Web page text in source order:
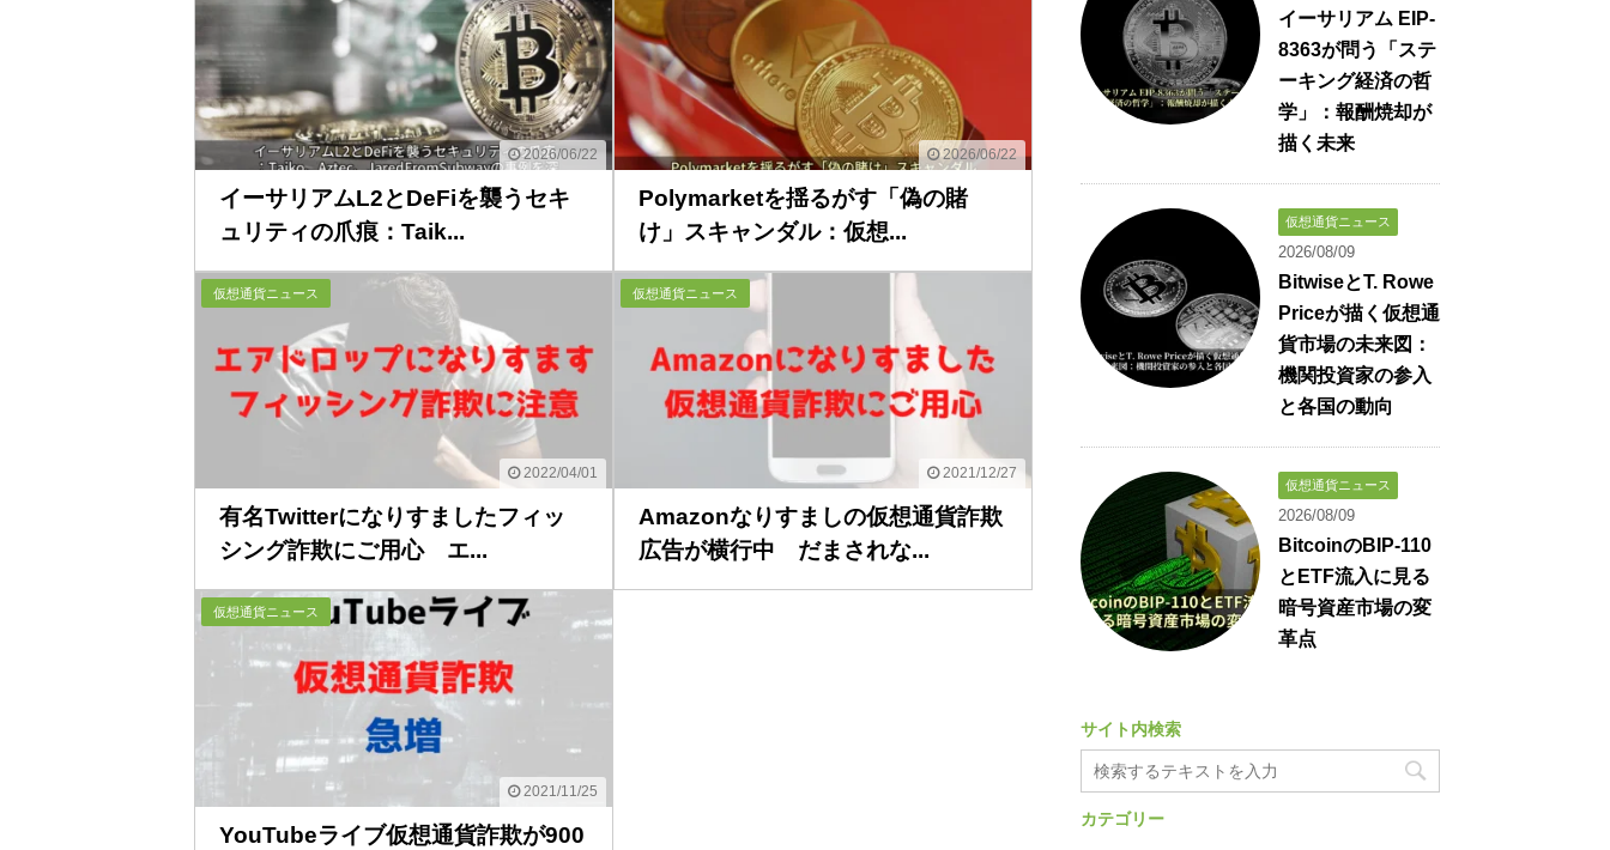
2026/06/22
イーサリアムL2とDeFiを襲うセキ
ュリティの爪痕：Taik...
2026/06/22
Polymarketを揺るがす「偽の賭
け」スキャンダル：仮想...
2022/04/01
仮想通貨ニュース
有名Twitterになりすましたフィッ
シング詐欺にご用心 エ...
2021/12/27
仮想通貨ニュース
Amazonなりすましの仮想通貨詐欺
広告が横行中 だまされな...
2021/11/25
仮想通貨ニュース
YouTubeライブ仮想通貨詐欺が900
イーサリアム EIP-
8363が問う「ステ
ーキング経済の哲
学」：報酬焼却が
描く未来
仮想通貨ニュース
2026/08/09
BitwiseとT. Rowe
Priceが描く仮想通
貨市場の未来図：
機関投資家の参入
と各国の動向
仮想通貨ニュース
2026/08/09
BitcoinのBIP-110
とETF流入に見る
暗号資産市場の変
革点
サイト内検索
カテゴリー